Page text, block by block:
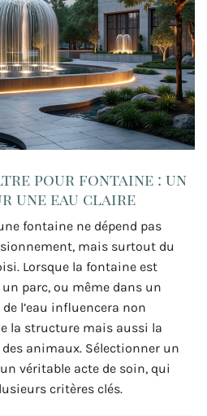
pour fontaine : un
une eau claire
fontaine ne dépend pas
mais surtout du
Lorsque la fontaine est
parc, ou même dans un
l’eau influencera non
la structure mais aussi la
animaux. Sélectionner un
véritable acte de soin, qui
critères clés.